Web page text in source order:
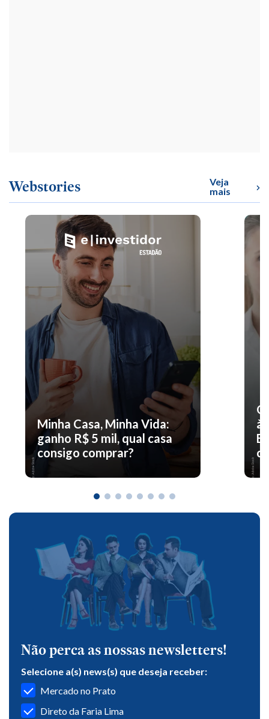
Webstories
Veja
mais
Minha Casa, Minha Vida:
ganho R$ 5 mil, qual casa
consigo comprar?
O
à
Não perca as nossas newsletters!
Selecione a(s) news(s) que deseja receber:
Mercado no Prato
Direto da Faria Lima